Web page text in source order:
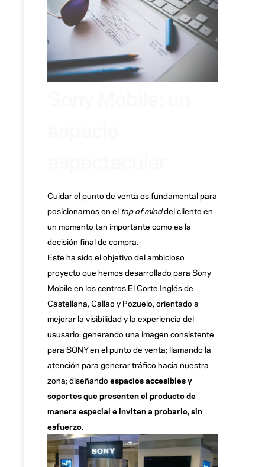
Cuidar el punto de venta es fundamental para
posicionarnos en el top of minddel cliente en
un momento tan importante como es la
decisión final de compra.
Este ha sido el objetivo del ambicioso
proyecto que hemos desarrollado para Sony
Mobile en los centros El Corte Inglés de
Castellana, Callao y Pozuelo, orientado a
mejorar la visibilidad y la experiencia del
ususario: generando una imagen consistente
para SONY en el punto de venta; llamando la
atención para generar tráfico hacia nuestra
zona; diseñando espacios accesibles y
soportes que presenten el producto de
manera especial e inviten a probarlo, sin
esfuerzo.